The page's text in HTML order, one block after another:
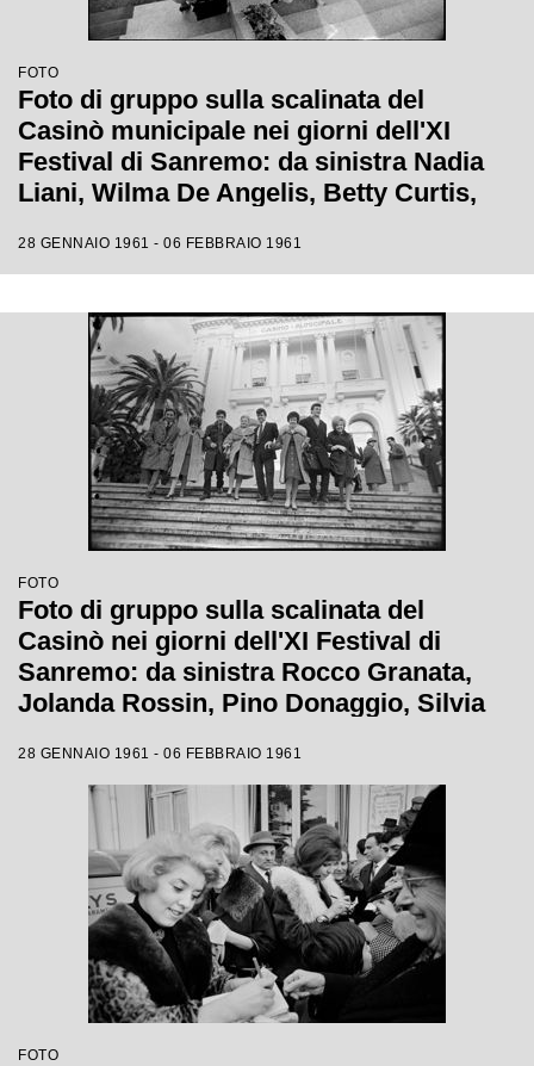
FOTO
Foto di gruppo sulla scalinata del
Casinò municipale nei giorni dell'XI
Festival di Sanremo: da sinistra Nadia
Liani, Wilma De Angelis, Betty Curtis,
Mazzetti
28 GENNAIO 1961 - 06 FEBBRAIO 1961
FOTO
Foto di gruppo sulla scalinata del
Casinò nei giorni dell'XI Festival di
Sanremo: da sinistra Rocco Granata,
Jolanda Rossin, Pino Donaggio, Silvia
Renis e Betty Curtis
28 GENNAIO 1961 - 06 FEBBRAIO 1961
FOTO